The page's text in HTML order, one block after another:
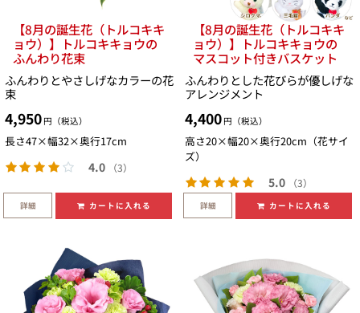
【8月の誕生花（トルコキキ
ョウ）】トルコキキョウの
ふんわり花束
ふんわりとやさしげなカラーの花
束
4,950 円（税込）
長さ47×幅32×奥行17cm
4.0 （3）
詳細 カートに入れる
【8月の誕生花（トルコキキ
ョウ）】トルコキキョウの
マスコット付きバスケット
ふんわりとした花びらが優しげな
アレンジメント
4,400 円（税込）
高さ20×幅20×奥行20cm（花サイ
ズ）
5.0 （3）
詳細 カートに入れる